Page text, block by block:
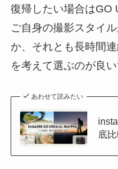
復帰したい場合はGO
ご自身の撮影スタイ
か、それとも長時間
を考えて選ぶのが良い
あわせて読みたい
底